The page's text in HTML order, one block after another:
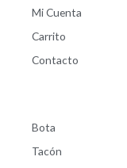
Mi Cuenta
Carrito
Contacto
Bota
Tacón